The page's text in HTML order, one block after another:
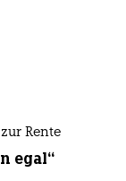
Rente
egal“